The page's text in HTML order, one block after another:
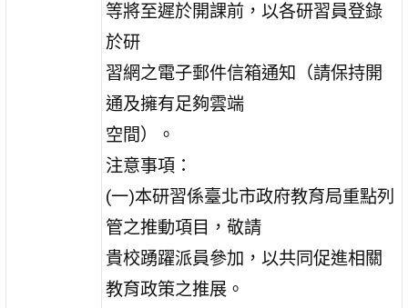
等將至遲於開課前，以各研習員登錄
於研
習網之電子郵件信箱通知（請保持開
通及擁有足夠雲端
空間）。
注意事項：
(一)本研習係臺北市政府教育局重點列
管之推動項目，敬請
貴校踴躍派員參加，以共同促進相關
教育政策之推展。